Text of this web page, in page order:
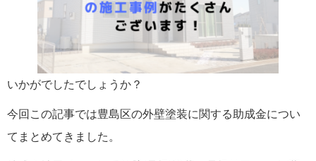
いかがでしたでしょうか？
今回この記事では豊島区の外壁塗装に関する助成金につい
てまとめてきました。